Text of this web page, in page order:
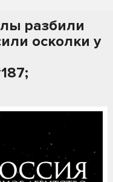
разбили
осколки у